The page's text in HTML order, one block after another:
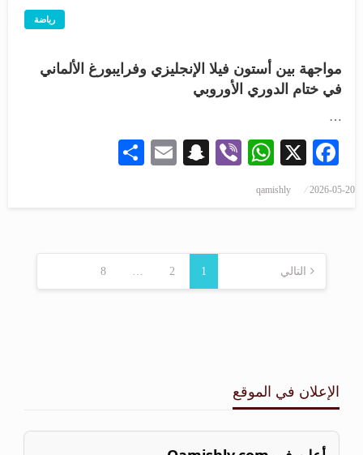
رياضة
مواجهة بين أستون فيلا الإنجليزي وفرايبورغ الألماني
في ختام الدوري الأوروبي
…
Facebook
X
WhatsApp
Viber
Snapchat
Email
2026-05-20
qamishly
1
2
…
8 التالي
الإعلان في الموقع